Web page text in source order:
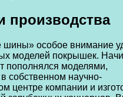
производства
шины» особое внимание
моделей покрышек.
пополнялся моделями,
собственном научно-
центре компании и